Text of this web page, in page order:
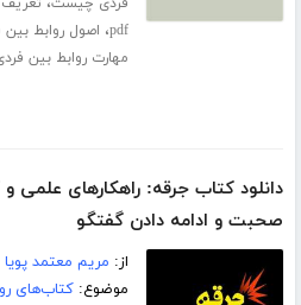
pdf، اصول روابط بین
مهارت روابط بین
دانلود کتاب جرقه: راهکارهای علمی و
صحبت و ادامه دادن گفتگو
از: مریم معتمد پویا
موضوع:کتاب‌های